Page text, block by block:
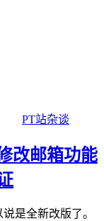
PT站杂谈
改邮箱功能
是全新改版了。